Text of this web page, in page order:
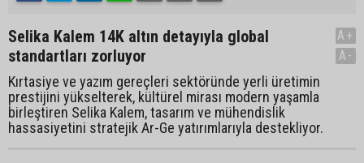
Selika Kalem 14K altın detayıyla global
standartları zorluyor
Kırtasiye ve yazım gereçleri sektöründe yerli üretimin
prestijini yükselterek, kültürel mirası modern yaşamla
birleştiren Selika Kalem, tasarım ve mühendislik
hassasiyetini stratejik Ar-Ge yatırımlarıyla destekliyor.
A+
A-